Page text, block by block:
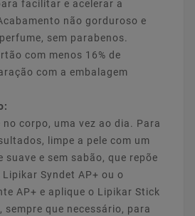
facilitar e acelerar a
não gorduroso e
sem parabenos.
com menos 16% de
com a embalagem
corpo, uma vez ao dia. Para
limpe a pele com um
suave e sem sabão, que repõe
Syndet AP+ ou o
AP+ e aplique o Lipikar Stick
sempre que necessário, para